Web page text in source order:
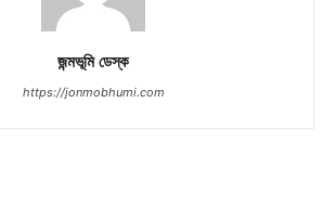
জন্মভূমি ডেস্ক
https://jonmobhumi.com